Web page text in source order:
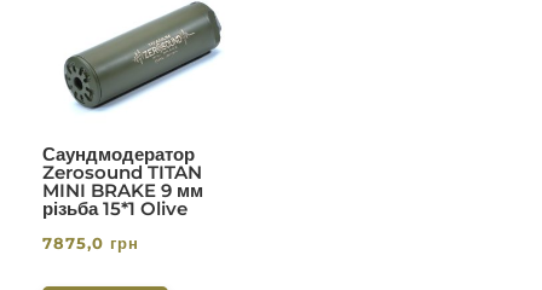
Саундмодератор
Zerosound TITAN
MINI BRAKE 9 мм
різьба 15*1 Olive
7875,0 грн